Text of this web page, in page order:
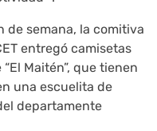
de semana, la comitiva
entregó camisetas
Maitén”, que tienen
una escuelita de
departamente